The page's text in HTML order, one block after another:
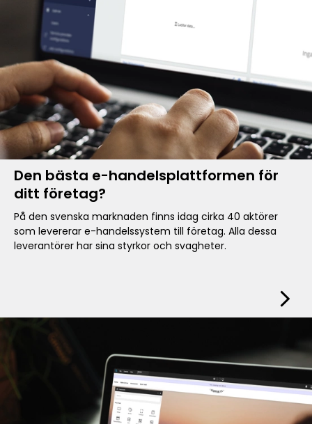
Den bästa e-handelsplattformen för
ditt företag?
På den svenska marknaden finns idag cirka 40 aktörer
som levererar e-handelssystem till företag. Alla dessa
leverantörer har sina styrkor och svagheter.